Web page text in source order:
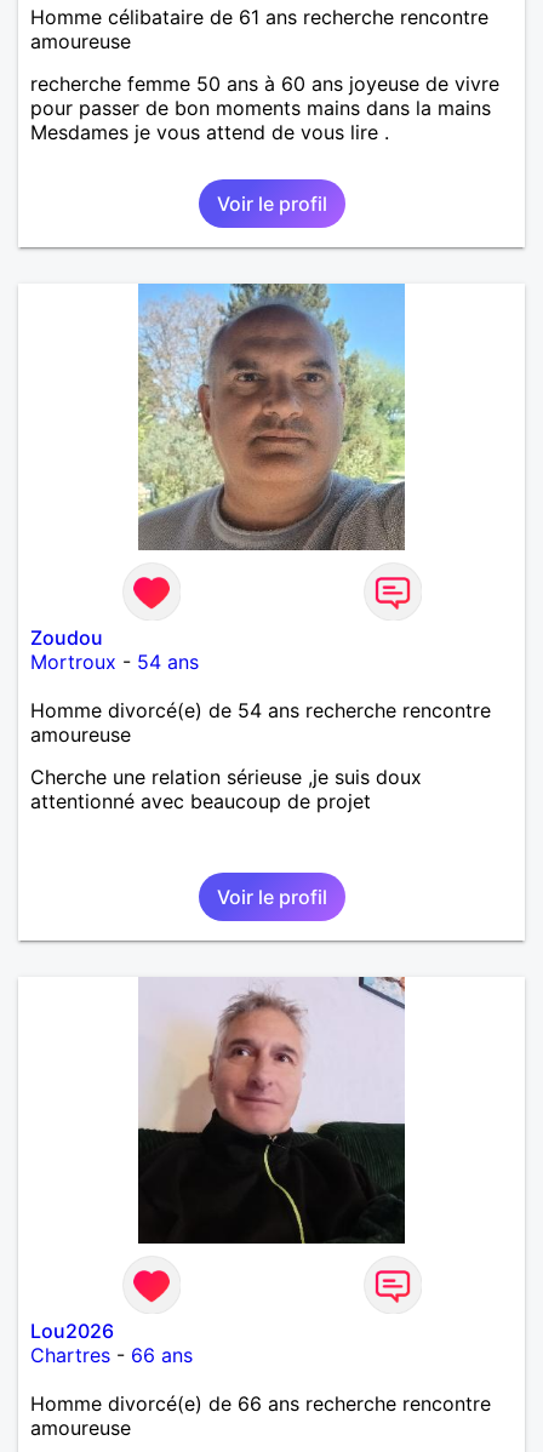
Homme célibataire de 61 ans recherche rencontre
amoureuse
recherche femme 50 ans à 60 ans joyeuse de vivre
pour passer de bon moments mains dans la mains
Mesdames je vous attend de vous lire .
Voir le profil
Zoudou
Mortroux - 54 ans
Homme divorcé(e) de 54 ans recherche rencontre
amoureuse
Cherche une relation sérieuse ,je suis doux
attentionné avec beaucoup de projet
Voir le profil
Lou2026
Chartres - 66 ans
Homme divorcé(e) de 66 ans recherche rencontre
amoureuse